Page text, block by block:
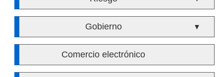
Gobierno ▼
Comercio electrónico